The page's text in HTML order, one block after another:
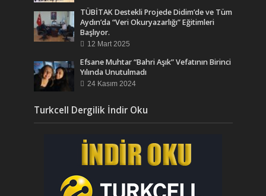
TÜBİTAK Destekli Projede Didim’de ve Tüm
Aydın’da “Veri Okuryazarlığı” Eğitimleri
Başlıyor.
12 Mart 2025
Efsane Muhtar “Bahri Aşık” Vefatının Birinci
Yılında Unutulmadı
24 Kasım 2024
Turkcell Dergilik İndir Oku